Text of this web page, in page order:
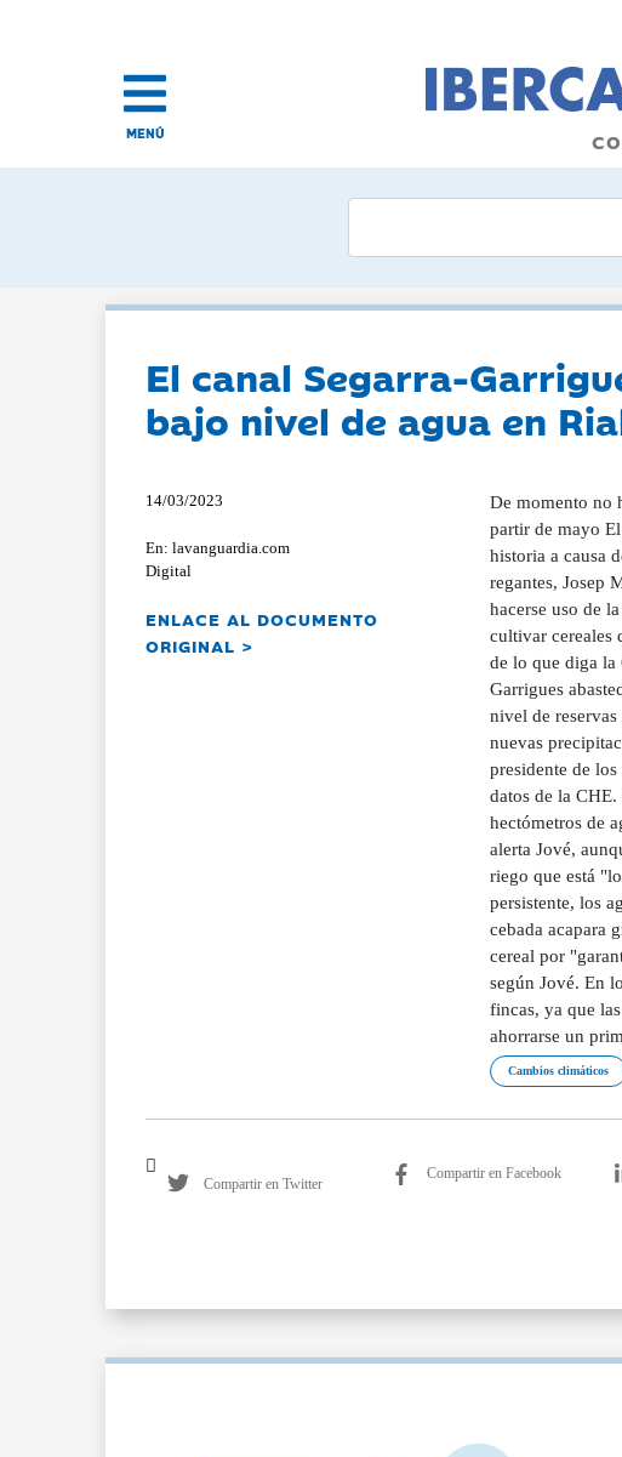
MENÚ
El canal Segarra-
bajo nivel de agua en
14/03/2023
En: lavanguardia.com
Digital
ENLACE AL DOCUMENTO
ORIGINAL >
De momento no
partir de mayo
historia a causa
regantes, Josep
hacerse uso de
cultivar cereales
de lo que diga la
Garrigues
nivel de
nuevas
presidente de
datos de la
hectómetros de
alerta Jové,
riego que está
persistente, los
cebada acapara
cereal por
según Jové. En
fincas, ya que
ahorrarse un
Cambios climáticos
Compartir en Twitter
Compartir en Facebook